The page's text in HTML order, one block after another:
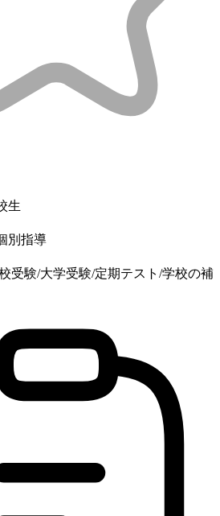
生
別指導
受験/大学受験/定期テスト/学校の補